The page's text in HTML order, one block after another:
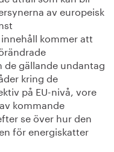
av europeisk
kommer att
gällande undantag
kring de
på EU-nivå, vore
kommande
se över hur den
för energiskatter